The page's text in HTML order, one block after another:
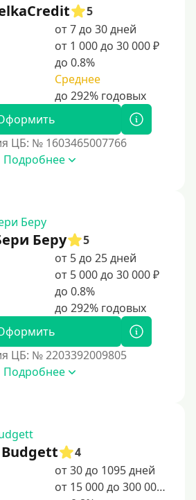
5
от 7 до 30 дней
от 1 000 до 30 000 ₽
до 0.8%
Среднее
ЦБ: № 1603465007766
Подробнее
Беру
5
от 5 до 25 дней
от 5 000 до 30 000 ₽
до 0.8%
ЦБ: № 2203392009805
Подробнее
Budgett
4
от 30 до 1095 дней
от 15 000 до 300 000 ₽